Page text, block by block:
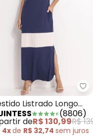
- Vestido Midi em
Listrado Longo
com Fenda
(8806)
deR$ 130,99R$
4xde R$ 32,74 sem juros